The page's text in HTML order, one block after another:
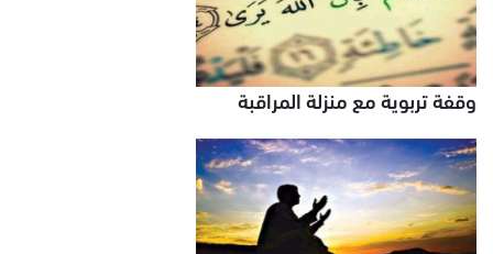
وقفة تربوية مع منزلة المراقبة